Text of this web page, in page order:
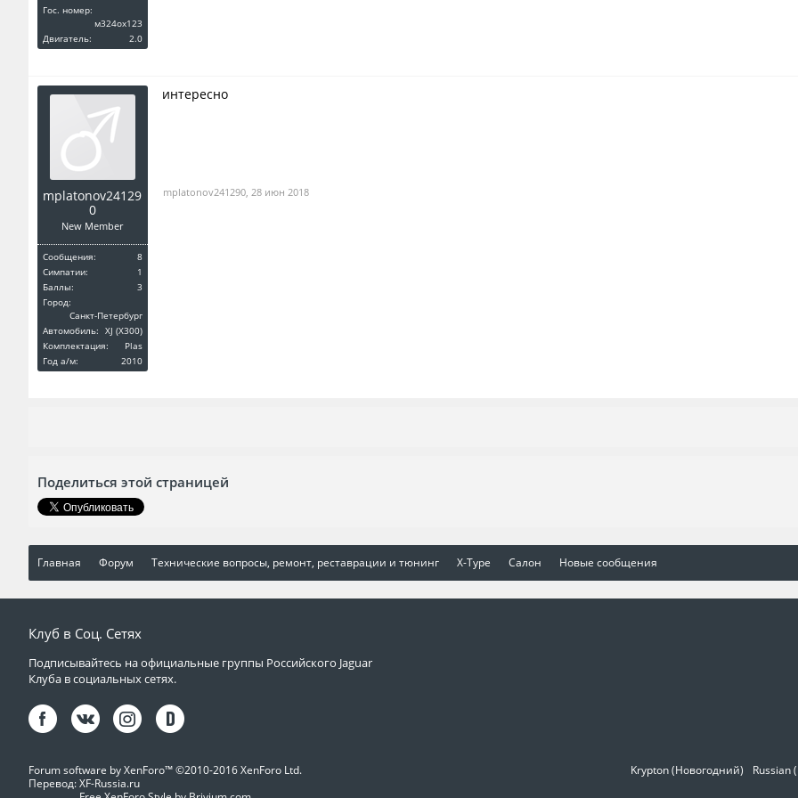
Гос. номер:
м324ох123
Двигатель:
2.0
mplatonov24129
0
New Member
Сообщения:
8
Симпатии:
1
Баллы:
3
Город:
Санкт-Петербург
Автомобиль: XJ (X300)
Комплектация:
Plas
Год a/м:
2010
интересно
mplatonov241290, 28 июн 2018
Поделиться этой страницей
Главная Форум Технические вопросы, ремонт, реставрации и тюнинг X-Type Салон Новые сообщения
Клуб в Соц. Сетях
Подписывайтесь на официальные группы Российского Jaguar
Клуба в социальных сетях.
Forum software by XenForo™©2010-2016 XenForo Ltd.
Перевод:XF-Russia.ru
Krypton (Новогодний) Russian